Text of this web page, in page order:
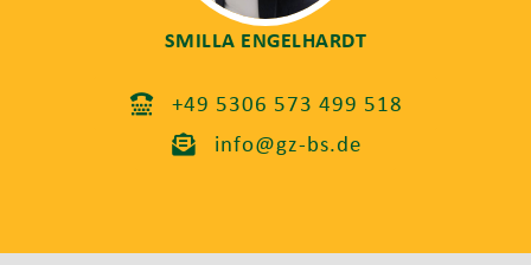
SMILLA ENGELHARDT
+49 5306 573 499 518
info@gz-bs.de